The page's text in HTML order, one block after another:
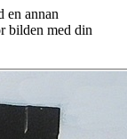
en annan
bilden med din